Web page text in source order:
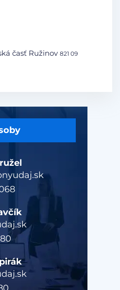
časť Ružinov 821 09